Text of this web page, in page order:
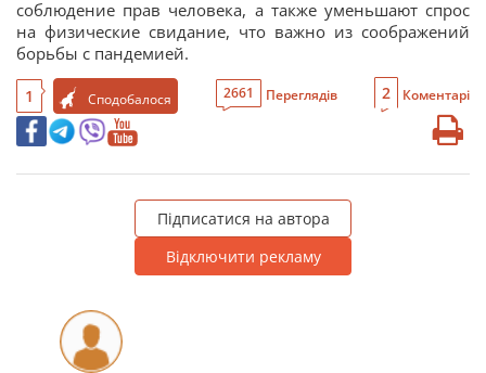
соблюдение прав человека, а также уменьшают спрос
на физические свидание, что важно из соображений
борьбы с пандемией.
1 Сподобалося 2661 Переглядів 2 Коментарі
Підписатися на автора
Відключити рекламу